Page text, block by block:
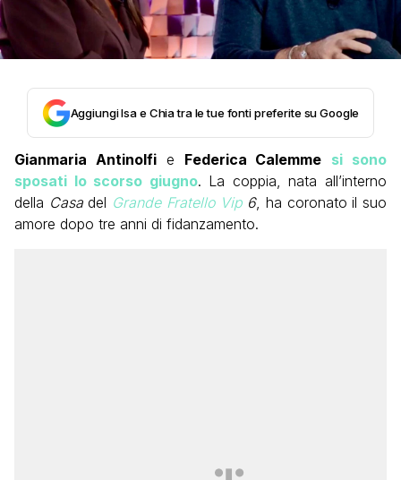
Aggiungi Isa e Chia tra le tue fonti preferite su Google
Gianmaria Antinolfie Federica Calemme si sono
sposati lo scorso giugno. La coppia, nata all’interno
della Casadel Grande Fratello Vip6, ha coronato il suo
amore dopo tre anni di fidanzamento.